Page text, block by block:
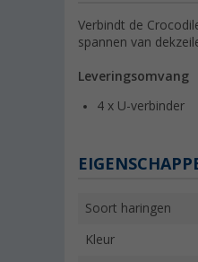
Verbindt de
spannen van
Leveringsomvang
4 x U-verbinder
Soort haringen
Kleur